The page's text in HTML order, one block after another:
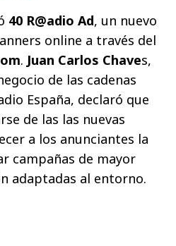
40 R@adio Ad, un nuevo
online a través del
. Juan Carlos Chaves,
de las cadenas
España, declaró que
de las las nuevas
a los anunciantes la
campañas de mayor
adaptadas al entorno.